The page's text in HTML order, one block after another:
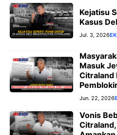
Kejatisu
Kasus
Jul. 3, 2026
Masuk
Citraland
Jun. 22, 2026
Vonis